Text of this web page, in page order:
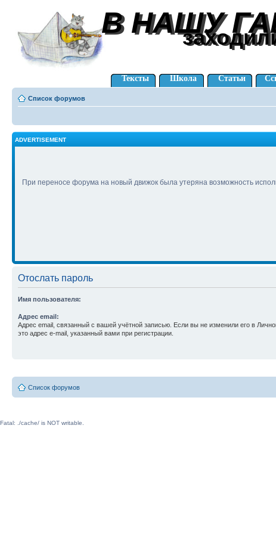
В НАШУ
В НАШУ
Тексты Школа Статьи
Список форумов
ADVERTISEMENT
При переносе форума на новый движок была утеряна возможность
Отослать пароль
Имя пользователя:
Адрес email:
Адрес email, связанный с вашей учётной записью. Если вы не изменили его в
это адрес e-mail, указанный вами при регистрации.
Список форумов
Fatal: ./cache/ is NOT writable.